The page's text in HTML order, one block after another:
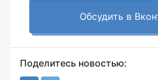
Обсудить в
Поделитесь новостью: